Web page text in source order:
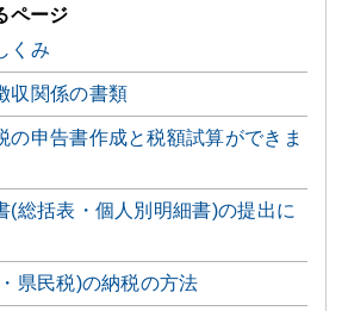
ページ
くみ
収関係の書類
の申告書作成と税額試算ができま
(総括表・個人別明細書)の提出に
県民税)の納税の方法